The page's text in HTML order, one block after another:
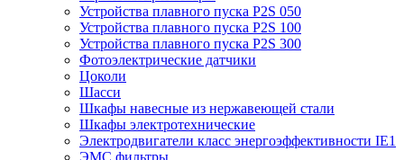
Устройства плавного пуска P2S 050
Устройства плавного пуска P2S 100
Устройства плавного пуска P2S 300
Фотоэлектрические датчики
Цоколи
Шасси
Шкафы навесные из нержавеющей стали
Шкафы электротехнические
Электродвигатели класс энергоэффективности IE1
ЭМС фильтры